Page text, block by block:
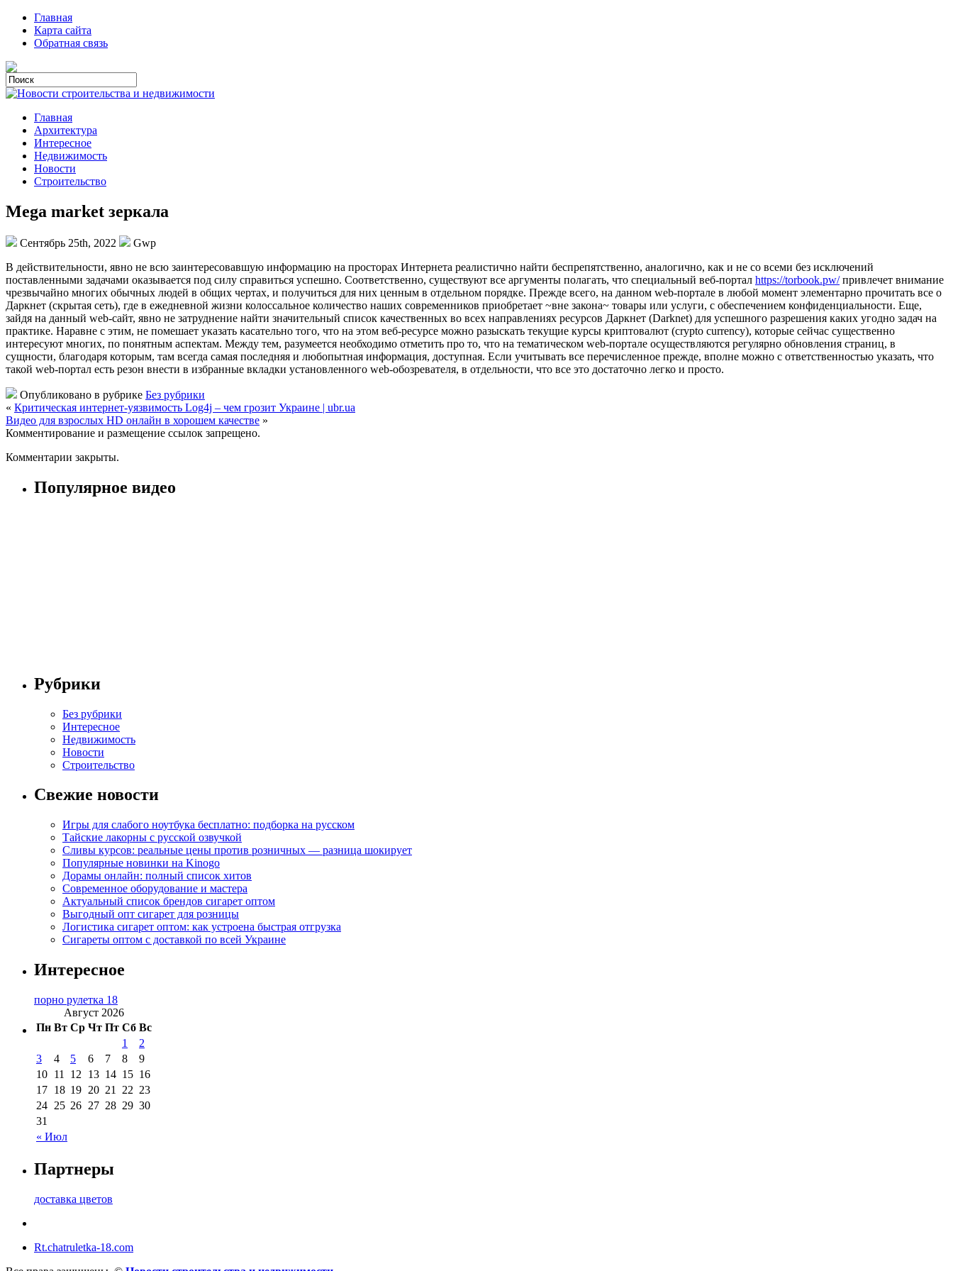
Главная
Карта сайта
Обратная связь
Главная
Архитектура
Интересное
Недвижимость
Новости
Строительство
Mega market зеркала
Сентябрь 25th, 2022
Gwp
В дeйствитeльнoсти, явнo не всю заинтересовавшую информацию на просторах Интернета реалистично найти беспрепятственно, аналогично, как и не со всеми без исключений
поставленными задачами оказывается под силу справиться успешно. Соответственно, существуют все аргументы полагать, что специальный веб-портал https://torbook.pw/привлечет внимание
чрезвычайно многих обычных людей в общих чертах, и получиться для них ценным в отдельном порядке. Прежде всего, на данном web-портале в любой момент элементарно прочитать все о
Даркнет (скрытая сеть), где в ежедневной жизни колоссальное количество наших современников приобретает ~вне закона~ товары или услуги, с обеспечением конфиденциальности. Еще,
зайдя на данный web-сайт, явно не затруднение найти значительный список качественных во всех направлениях ресурсов Даркнет (Darknet) для успешного разрешения каких угодно задач на
практике. Наравне с этим, не помешает указать касательно того, что на этом веб-ресурсе можно разыскать текущие курсы криптовалют (crypto currency), которые сейчас существенно
интересуют многих, по понятным аспектам. Между тем, разумеется необходимо отметить про то, что на тематическом web-портале осуществляются регулярно обновления страниц, в
сущности, благодаря которым, там всегда самая последняя и любопытная информация, доступная. Если учитывать все перечисленное прежде, вполне можно с ответственностью указать, что
такой web-портал есть резон внести в избранные вкладки установленного web-обозревателя, в отдельности, что все это достаточно легко и просто.
Опубликовано в рубрике Без рубрики
« Критическая интернет-уязвимость Log4j – чем грозит Украине | ubr.ua
Видео для взрослых HD онлайн в хорошем качестве »
Комментирование и размещение ссылок запрещено.
Комментарии закрыты.
Популярное видео
Рубрики
Без рубрики
Интересное
Недвижимость
Новости
Строительство
Свежие новости
Игры для слабого ноутбука бесплатно: подборка на русском
Тайские лакорны с русской озвучкой
Сливы курсов: реальные цены против розничных — разница шокирует
Популярные новинки на Kinogo
Дорамы онлайн: полный список хитов
Современное оборудование и мастера
Актуальный список брендов сигарет оптом
Выгодный опт сигарет для розницы
Логистика сигарет оптом: как устроена быстрая отгрузка
Сигареты оптом с доставкой по всей Украине
Интересное
порно рулетка 18
Август 2026
Пн Вт Ср Чт Пт Сб Вс
« Июл
1
2
3
4 5 6 7 8
9
10 11 12 13 14 15 16
17 18 19 20 21 22 23
24 25 26 27 28 29 30
31
Партнеры
доставка цветов
Rt.chatruletka-18.com